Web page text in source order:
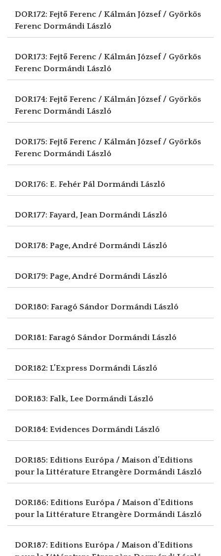
DOR172: Fejtő Ferenc / Kálmán József / Györkös
Ferenc Dormándi László
DOR173: Fejtő Ferenc / Kálmán József / Györkös
Ferenc Dormándi László
DOR174: Fejtő Ferenc / Kálmán József / Györkös
Ferenc Dormándi László
DOR175: Fejtő Ferenc / Kálmán József / Györkös
Ferenc Dormándi László
DOR176: E. Fehér Pál Dormándi László
DOR177: Fayard, JeanDormándi László
DOR178: Page, André Dormándi László
DOR179: Page, André Dormándi László
DOR180: Faragó Sándor Dormándi László
DOR181: Faragó Sándor Dormándi László
DOR182: L’Express Dormándi László
DOR183: Falk, Lee Dormándi László
DOR184: Evidences Dormándi László
DOR185: Editions Európa / Maison d’Editions
pour la Littérature Etrangère Dormándi László
DOR186: Editions Európa / Maison d’Editions
pour la Littérature Etrangère Dormándi László
DOR187: Editions Európa / Maison d’Editions